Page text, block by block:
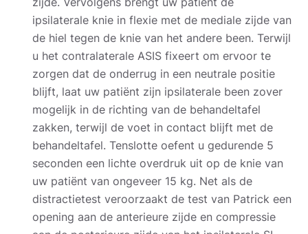
ipsilaterale knie in flexie met de mediale zijde van
de hiel tegen de knie van het andere been. Terwijl
u het contralaterale ASIS fixeert om ervoor te
zorgen dat de onderrug in een neutrale positie
blijft, laat uw patiënt zijn ipsilaterale been zover
mogelijk in de richting van de behandeltafel
zakken, terwijl de voet in contact blijft met de
behandeltafel. Tenslotte oefent u gedurende 5
seconden een lichte overdruk uit op de knie van
uw patiënt van ongeveer 15 kg. Net als de
distractietest veroorzaakt de test van Patrick een
opening aan de anterieure zijde en compressie